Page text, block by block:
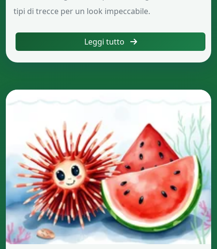
tipi di trecce per un look impeccabile.
Leggi tutto